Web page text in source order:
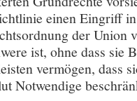
einen Eingriff
der Union
ist, ohne dass sie
vermögen, dass
Notwendige